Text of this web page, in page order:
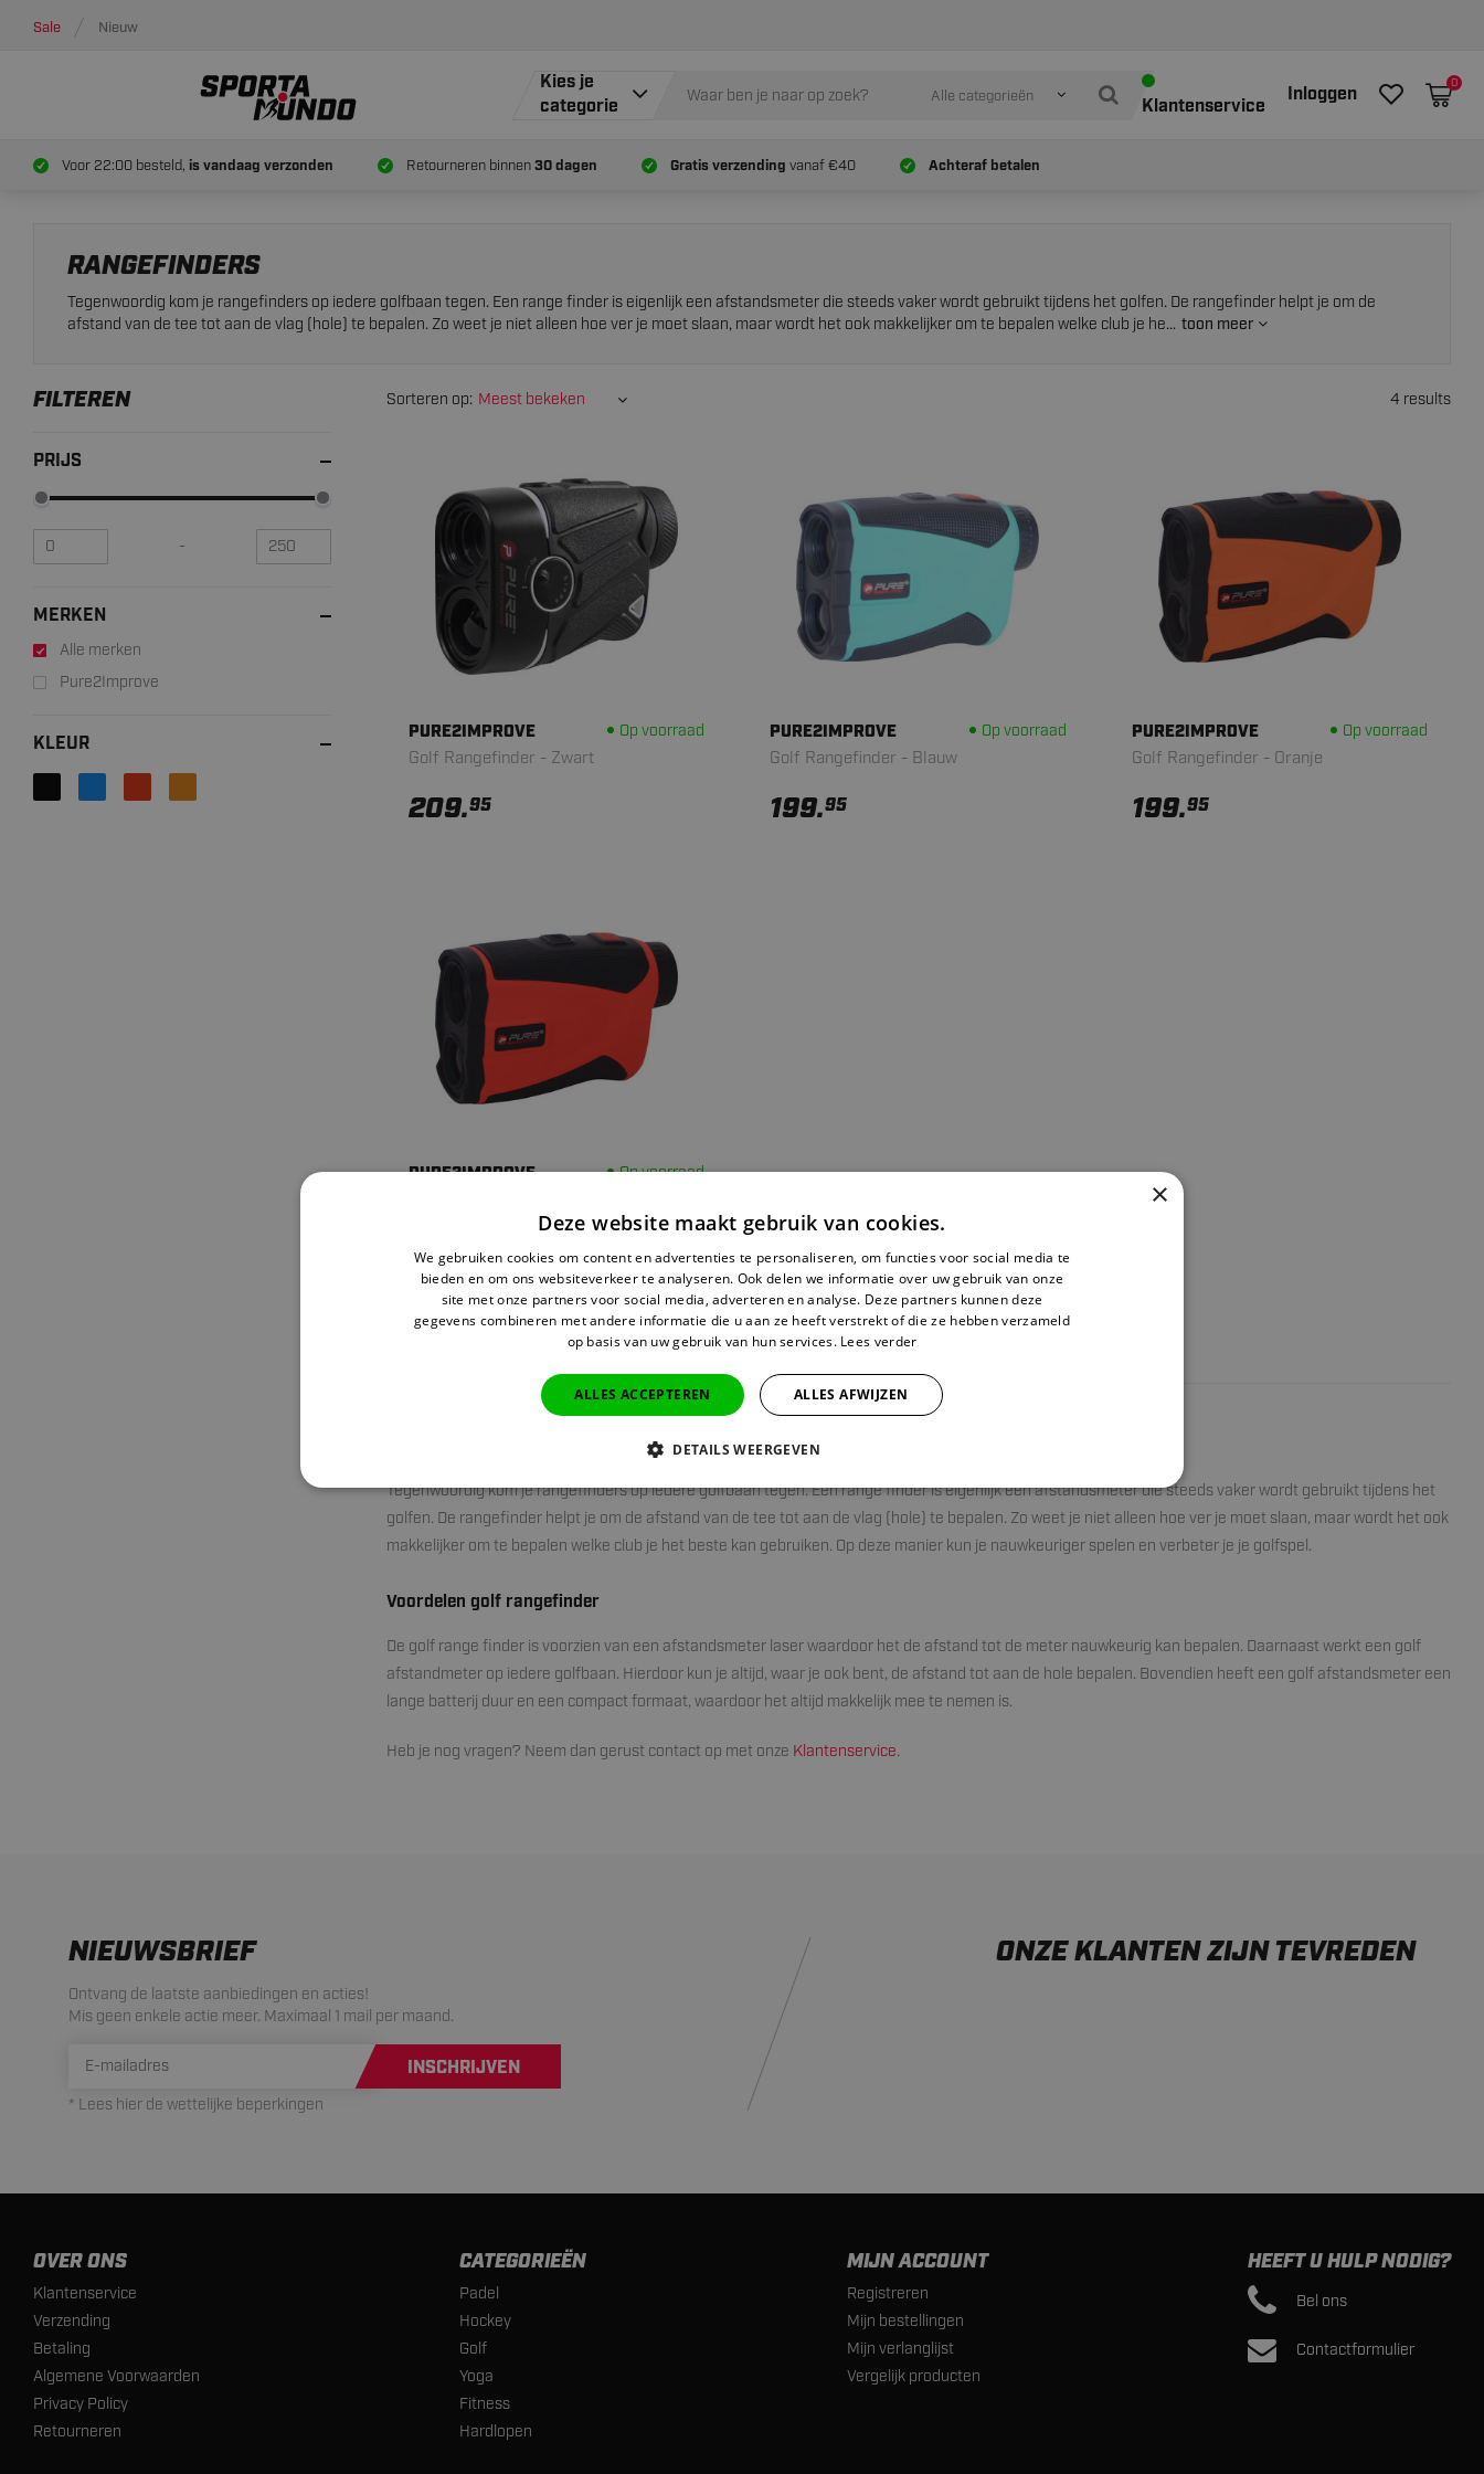
Sale Nieuw
Kies je
categorie
Alle categorieën Klantenservice
Inloggen
0
Voor 22:00 besteld, is vandaag verzonden Retourneren binnen30 dagen Gratis verzending vanaf €40 Achteraf betalen
RANGEFINDERS
Tegenwoordig kom je rangefinders op iedere golfbaan tegen. Een range finder is eigenlijk een afstandsmeter die steeds vaker wordt gebruikt tijdens het golfen. De rangefinder helpt je om de
afstand van de tee tot aan de vlag (hole) te bepalen. Zo weet je niet alleen hoe ver je moet slaan, maar wordt het ook makkelijker om te bepalen welke club je he... toon meer
FILTEREN
PRIJS
-
MERKEN
Alle merken
Pure2Improve
KLEUR
Sorteren op: Meest bekeken 4 results
PURE2IMPROVE Op voorraad
Golf Rangefinder - Zwart
209.95
PURE2IMPROVE Op voorraad
Golf Rangefinder - Blauw
199.95
PURE2IMPROVE Op voorraad
Golf Rangefinder - Oranje
199.95
PURE2IMPROVE Op voorraad
199. 95
Meest bekeken
Tegenwoordig kom je rangefinders op iedere golfbaan tegen. Een range finder is eigenlijk een afstandsmeter die steeds vaker wordt gebruikt tijdens het
golfen. De rangefinder helpt je om de afstand van de tee tot aan de vlag (hole) te bepalen. Zo weet je niet alleen hoe ver je moet slaan, maar wordt het ook
makkelijker om te bepalen welke club je het beste kan gebruiken. Op deze manier kun je nauwkeuriger spelen en verbeter je je golfspel.
Voordelen golf rangefinder
De golf range finder is voorzien van een afstandsmeter laser waardoor het de afstand tot de meter nauwkeurig kan bepalen. Daarnaast werkt een golf
afstandmeter op iedere golfbaan. Hierdoor kun je altijd, waar je ook bent, de afstand tot aan de hole bepalen. Bovendien heeft een golf afstandsmeter een
lange batterij duur en een compact formaat, waardoor het altijd makkelijk mee te nemen is.
Heb je nog vragen? Neem dan gerust contact op met onze Klantenservice.
NIEUWSBRIEF
Ontvang de laatste aanbiedingen en acties!
Mis geen enkele actie meer. Maximaal 1 mail per maand.
INSCHRIJVEN
* Lees hier de wettelijke beperkingen
ONZE KLANTEN ZIJN TEVREDEN
OVER ONS
Klantenservice
Verzending
Betaling
Algemene Voorwaarden
Privacy Policy
Retourneren
CATEGORIEËN
Padel
Hockey
Golf
Yoga
Fitness
Hardlopen
MIJN ACCOUNT
Registreren
Mijn bestellingen
Mijn verlanglijst
Vergelijk producten
HEEFT U HULP NODIG?
Bel ons
Contactformulier
×
Deze website maakt gebruik van cookies.
We gebruiken cookies om content en advertenties te personaliseren, om functies voor social media te
bieden en om ons websiteverkeer te analyseren. Ook delen we informatie over uw gebruik van onze
site met onze partners voor social media, adverteren en analyse. Deze partners kunnen deze
gegevens combineren met andere informatie die u aan ze heeft verstrekt of die ze hebben verzameld
op basis van uw gebruik van hun services. Lees verder
ALLES ACCEPTEREN ALLES AFWIJZEN
DETAILS WEERGEVEN